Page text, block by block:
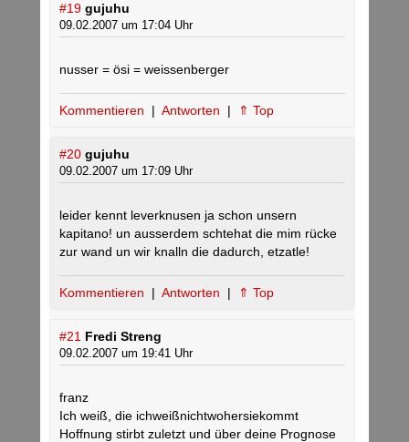
#19 gujuhu
09.02.2007 um 17:04 Uhr
nusser = ösi = weissenberger
Kommentieren | Antworten | ⇑ Top
#20 gujuhu
09.02.2007 um 17:09 Uhr
leider kennt leverknusen ja schon unsern
kapitano! un ausserdem schtehat die mim rücke
zur wand un wir knalln die dadurch, etzatle!
Kommentieren | Antworten | ⇑ Top
#21 Fredi Streng
09.02.2007 um 19:41 Uhr
franz
Ich weiß, die ichweißnichtwohersiekommt
Hoffnung stirbt zuletzt und über deine Prognose